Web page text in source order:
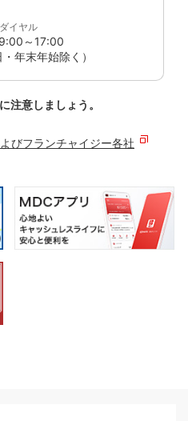
イヤル
～17:00
年末年始除く）
注意しましょう。
びフランチャイジー各社